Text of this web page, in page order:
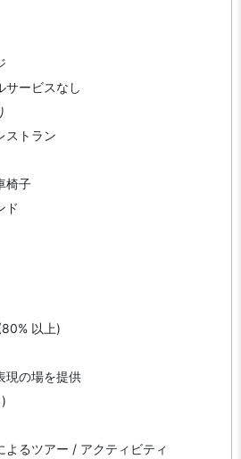
サービスなし
ストラン
椅子
ド
以上)
現の場を提供
よるツアー / アクティビティ